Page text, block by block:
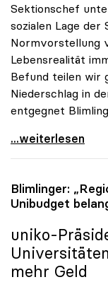
Sektionschef
sozialen Lage der
Normvorstellung
Lebensrealität
Befund teilen wir
Niederschlag in
entgegnet
uniko: Realität
...weiterlesen
Blimlinger:
Unibudget
uniko-
mehr Geld